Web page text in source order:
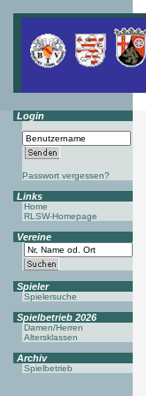
Login
Passwort vergessen?
Links
Home
RLSW-Homepage
Vereine
Spieler
Spielersuche
Spielbetrieb 2026
Damen/Herren
Altersklassen
Archiv
Spielbetrieb